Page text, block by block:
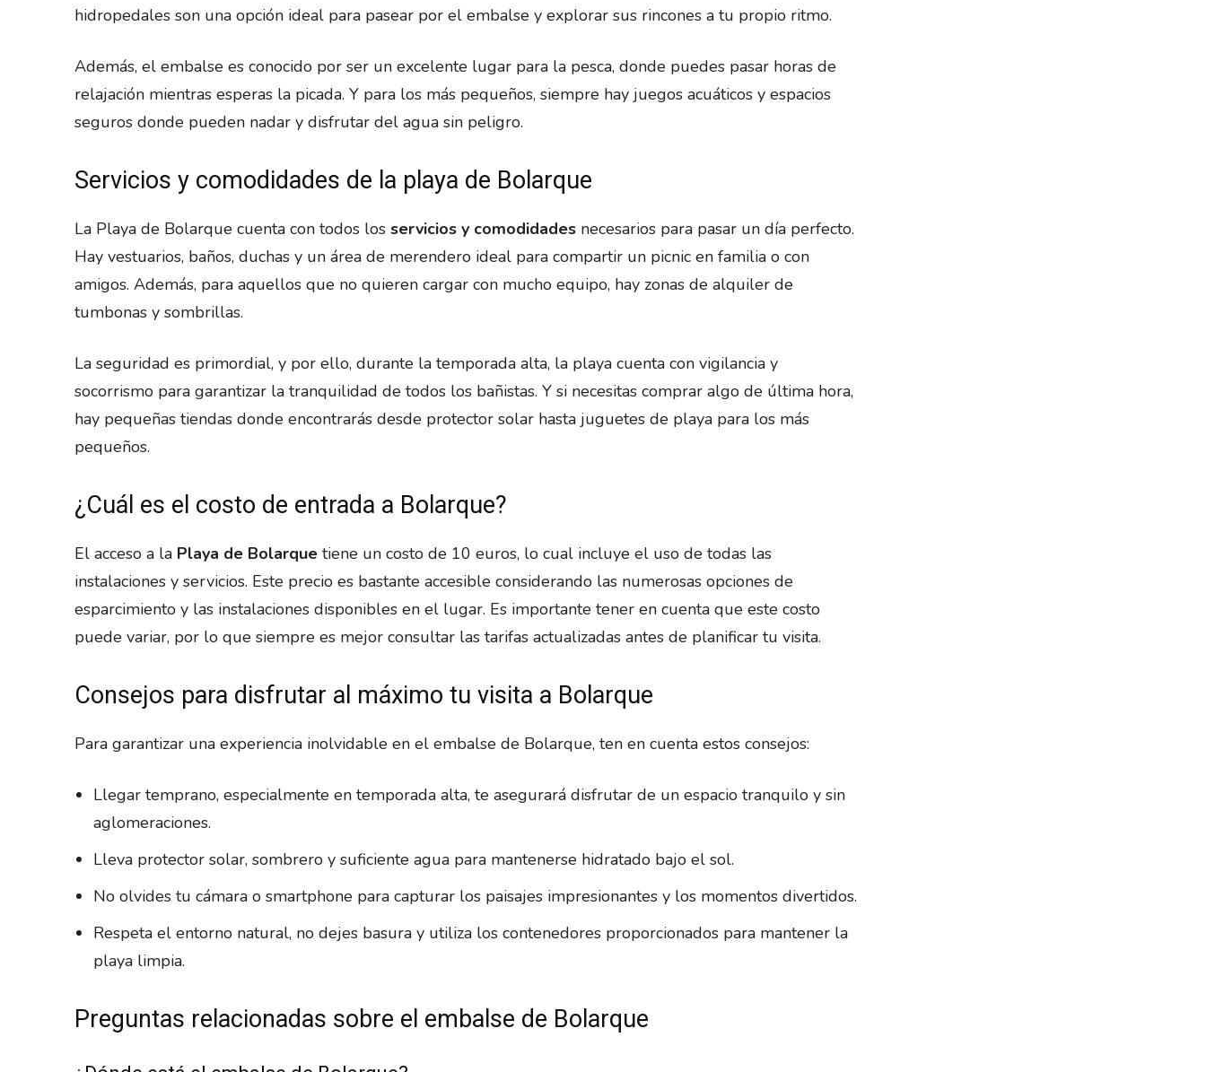
hidropedales son una opción ideal para pasear por el embalse y explorar sus rincones a tu propio ritmo.
Además, el embalse es conocido por ser un excelente lugar para la pesca, donde puedes pasar horas de
relajación mientras esperas la picada. Y para los más pequeños, siempre hay juegos acuáticos y espacios
seguros donde pueden nadar y disfrutar del agua sin peligro.
Servicios y comodidades de la playa de Bolarque
La Playa de Bolarque cuenta con todos los servicios y comodidadesnecesarios para pasar un día perfecto.
Hay vestuarios, baños, duchas y un área de merendero ideal para compartir un picnic en familia o con
amigos. Además, para aquellos que no quieren cargar con mucho equipo, hay zonas de alquiler de
tumbonas y sombrillas.
La seguridad es primordial, y por ello, durante la temporada alta, la playa cuenta con vigilancia y
socorrismo para garantizar la tranquilidad de todos los bañistas. Y si necesitas comprar algo de última hora,
hay pequeñas tiendas donde encontrarás desde protector solar hasta juguetes de playa para los más
pequeños.
¿Cuál es el costo de entrada a Bolarque?
El acceso a la Playa de Bolarquetiene un costo de 10 euros, lo cual incluye el uso de todas las
instalaciones y servicios. Este precio es bastante accesible considerando las numerosas opciones de
esparcimiento y las instalaciones disponibles en el lugar. Es importante tener en cuenta que este costo
puede variar, por lo que siempre es mejor consultar las tarifas actualizadas antes de planificar tu visita.
Consejos para disfrutar al máximo tu visita a Bolarque
Para garantizar una experiencia inolvidable en el embalse de Bolarque, ten en cuenta estos consejos:
Llegar temprano, especialmente en temporada alta, te asegurará disfrutar de un espacio tranquilo y sin
aglomeraciones.
Lleva protector solar, sombrero y suficiente agua para mantenerse hidratado bajo el sol.
No olvides tu cámara o smartphone para capturar los paisajes impresionantes y los momentos divertidos.
Respeta el entorno natural, no dejes basura y utiliza los contenedores proporcionados para mantener la
playa limpia.
Preguntas relacionadas sobre el embalse de Bolarque